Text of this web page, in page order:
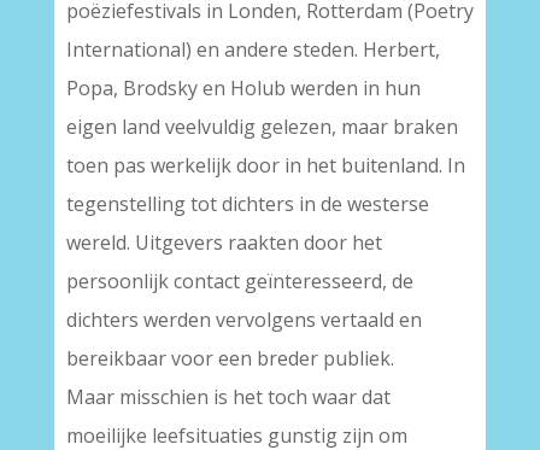
poëziefestivals in Londen, Rotterdam (Poetry
International) en andere steden. Herbert,
Popa, Brodsky en Holub werden in hun
eigen land veelvuldig gelezen, maar braken
toen pas werkelijk door in het buitenland. In
tegenstelling tot dichters in de westerse
wereld. Uitgevers raakten door het
persoonlijk contact geïnteresseerd, de
dichters werden vervolgens vertaald en
bereikbaar voor een breder publiek.
Maar misschien is het toch waar dat
moeilijke leefsituaties gunstig zijn om